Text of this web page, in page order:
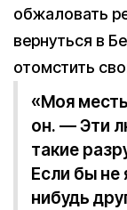
обжаловать
вернуться в
отомстить
«Моя
он. — Эти
такие
Если бы не
нибудь